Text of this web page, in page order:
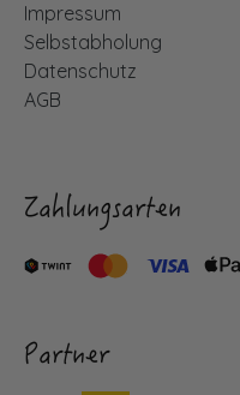
Impressum
Selbstabholung
Datenschutz
AGB
Zahlungsarten
Partner